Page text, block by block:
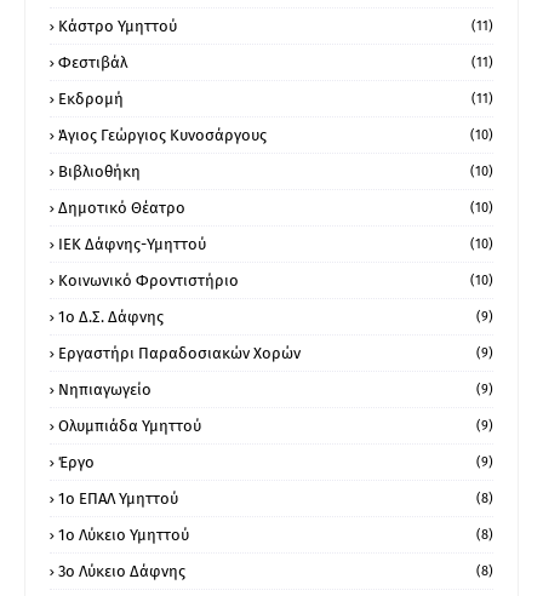
Κάστρο Υμηττού (11)
Φεστιβάλ (11)
Εκδρομή (11)
Άγιος Γεώργιος Κυνοσάργους (10)
Βιβλιοθήκη (10)
Δημοτικό Θέατρο (10)
ΙΕΚ Δάφνης-Υμηττού (10)
Κοινωνικό Φροντιστήριο (10)
1ο Δ.Σ. Δάφνης (9)
Εργαστήρι Παραδοσιακών Χορών (9)
Νηπιαγωγείο (9)
Ολυμπιάδα Υμηττού (9)
Έργο (9)
1o ΕΠΑΛ Υμηττού (8)
1ο Λύκειο Υμηττού (8)
3ο Λύκειο Δάφνης (8)